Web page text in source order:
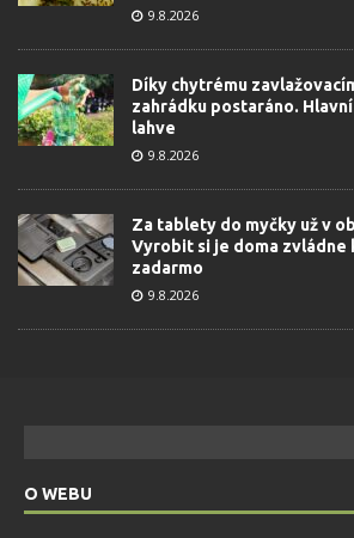
9.8.2026
Díky chytrému
zahrádku postaráno.
lahve
9.8.2026
Za tablety do myčky už v
Vyrobit si je doma zvládne
zadarmo
9.8.2026
O WEBU